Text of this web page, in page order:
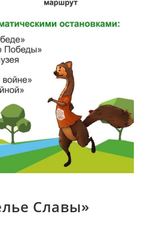
Славы»